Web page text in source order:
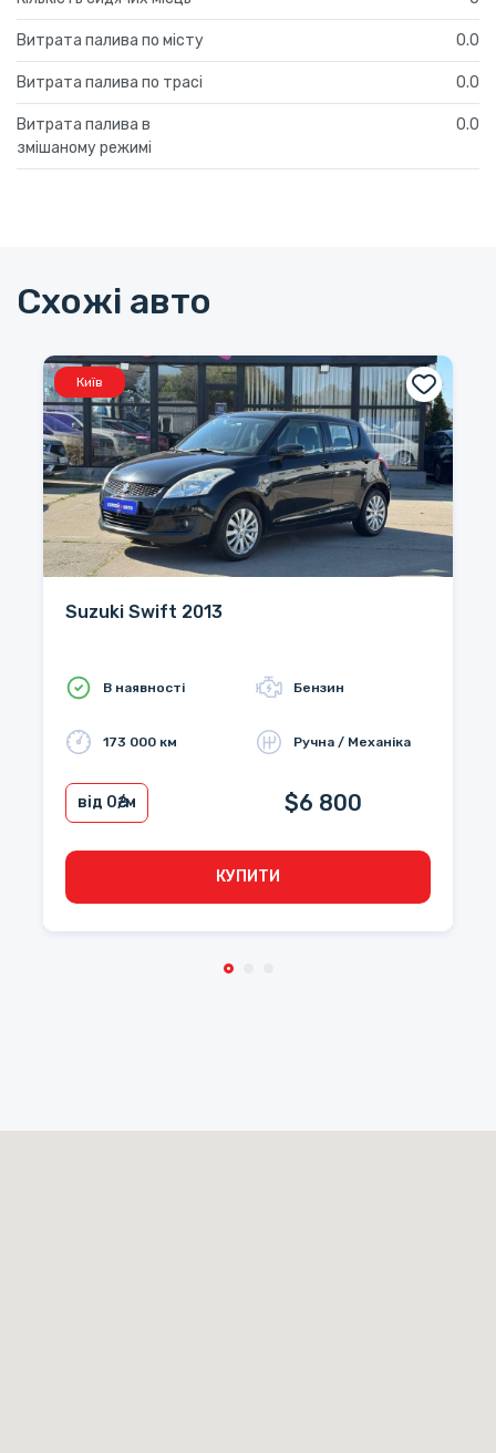
Витрата палива по місту 0.0
Витрата палива по трасі 0.0
Витрата палива в
змішаному режимі
0.0
Схожі авто
Київ
Suzuki Swift 2013
В наявності Бензин
173 000 км Ручна / Механіка
від 0₴/м $6 800
КУПИТИ